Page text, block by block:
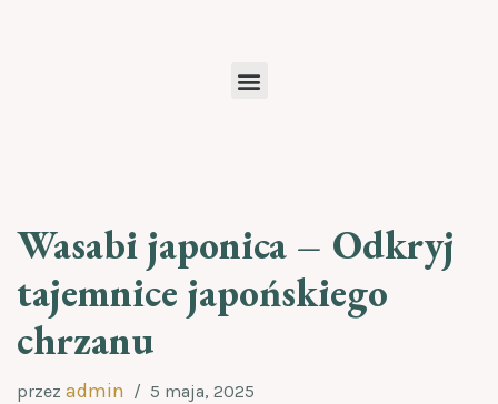
Wasabi japonica – Odkryj
tajemnice japońskiego
chrzanu
przez admin 5 maja, 2025